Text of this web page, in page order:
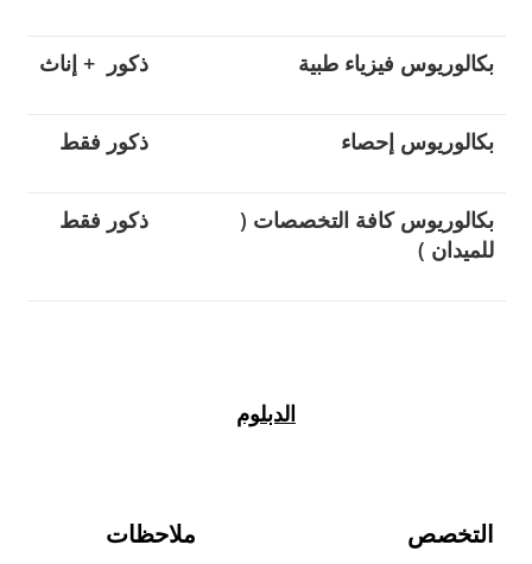
بكالوريوس فيزياء طبية ذكور + إناث
بكالوريوس إحصاء ذكور فقط
بكالوريوس كافة التخصصات (
للميدان )
ذكور فقط
الدبلوم
التخصص ملاحظات